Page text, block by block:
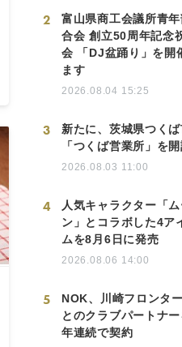
2
富山県商工会議所青
合会 創立50周年記念
会 「DJ盆踊り」を開
ます
2026.08.04 15:25
3
新たに、茨城県つく
「つくば営業所」を
2026.08.03 11:00
4
人気キャラクター「ム
ン」とコラボした4ア
ムを8月6日に発売
2026.08.06 14:00
5
NOK、川崎フロンタ
とのクラブパートナ
年連続で契約